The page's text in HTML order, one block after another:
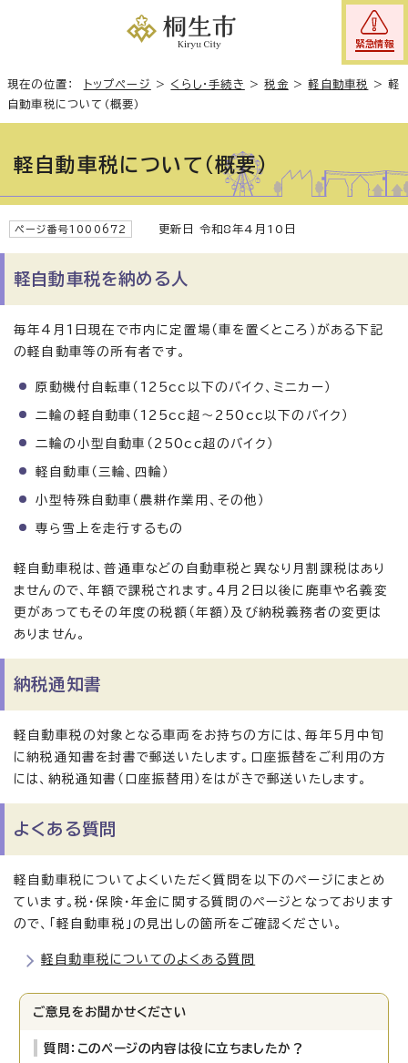
緊急情報
現在の位置： トップページ > くらし・手続き >税金 >軽自動車税 >軽
自動車税について（概要）
軽自動車税について（概要）
ページ番号1000672 更新日 令和8年4月10日
軽自動車税を納める人
毎年4月1日現在で市内に定置場（車を置くところ）がある下記
の軽自動車等の所有者です。
原動機付自転車（125cc以下のバイク、ミニカー）
二輪の軽自動車（125cc超～250cc以下のバイク）
二輪の小型自動車（250cc超のバイク）
軽自動車（三輪、四輪）
小型特殊自動車（農耕作業用、その他）
専ら雪上を走行するもの
軽自動車税は、普通車などの自動車税と異なり月割課税はあり
ませんので、年額で課税されます。4月2日以後に廃車や名義変
更があってもその年度の税額（年額）及び納税義務者の変更は
ありません。
納税通知書
軽自動車税の対象となる車両をお持ちの方には、毎年5月中旬
に納税通知書を封書で郵送いたします。口座振替をご利用の方
には、納税通知書（口座振替用）をはがきで郵送いたします。
よくある質問
軽自動車税についてよくいただく質問を以下のページにまとめ
ています。税・保険・年金に関する質問のページとなっております
ので、「軽自動車税」の見出しの箇所をご確認ください。
軽自動車税についてのよくある質問
ご意見をお聞かせください
質問：このページの内容は役に立ちましたか？